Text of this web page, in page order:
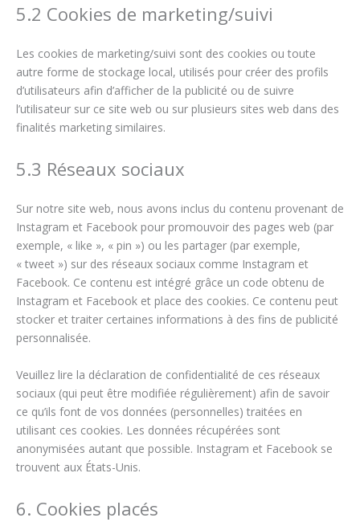
5.2 Cookies de marketing/suivi
Les cookies de marketing/suivi sont des cookies ou toute
autre forme de stockage local, utilisés pour créer des profils
d’utilisateurs afin d’afficher de la publicité ou de suivre
l’utilisateur sur ce site web ou sur plusieurs sites web dans des
finalités marketing similaires.
5.3 Réseaux sociaux
Sur notre site web, nous avons inclus du contenu provenant de
Instagram et Facebook pour promouvoir des pages web (par
exemple, « like », « pin ») ou les partager (par exemple,
« tweet ») sur des réseaux sociaux comme Instagram et
Facebook. Ce contenu est intégré grâce un code obtenu de
Instagram et Facebook et place des cookies. Ce contenu peut
stocker et traiter certaines informations à des fins de publicité
personnalisée.
Veuillez lire la déclaration de confidentialité de ces réseaux
sociaux (qui peut être modifiée régulièrement) afin de savoir
ce qu’ils font de vos données (personnelles) traitées en
utilisant ces cookies. Les données récupérées sont
anonymisées autant que possible. Instagram et Facebook se
trouvent aux États-Unis.
6. Cookies placés